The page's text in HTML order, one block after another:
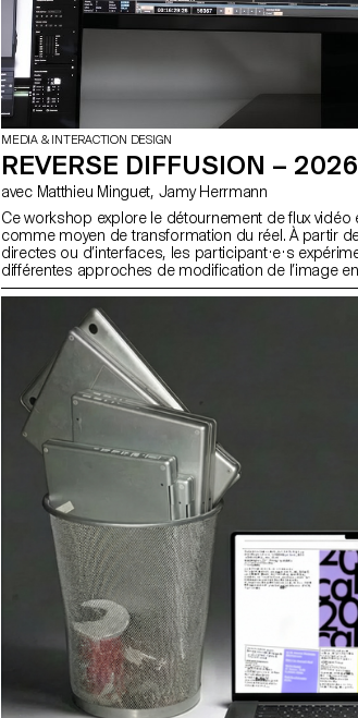
MEDIA & INTERACTION DESIGN
REVERSE DIFFUSION – 2026
avec Matthieu Minguet, Jamy Herrmann
Ce workshop explore le détournement de flux vidéo
comme moyen de transformation du réel. À partir
directes ou d’interfaces, les participant·e·s
différentes approches de modification de l’image
sur des modèles de diffusion exécutés en local. Le
envisagé comme une matière première, permettant
nouvelles pistes de perception et de transformation